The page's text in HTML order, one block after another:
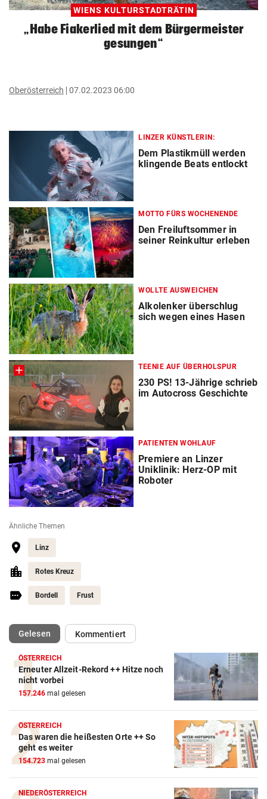
WIENS KULTURSTADTRÄTIN
„Habe Fiakerlied mit dem Bürgermeister
gesungen“
Oberösterreich 07.02.2023 06:00
LINZER KÜNSTLERIN:
Dem Plastikmüll werden
klingende Beats entlockt
MOTTO FÜRS WOCHENENDE
Den Freiluftsommer in
seiner Reinkultur erleben
WOLLTE AUSWEICHEN
Alkolenker überschlug
sich wegen eines Hasen
TEENIE AUF ÜBERHOLSPUR
230 PS! 13-Jährige schrieb
im Autocross Geschichte
PATIENTEN WOHLAUF
Premiere an Linzer
Uniklinik: Herz-OP mit
Roboter
Ähnliche Themen
Linz
Rotes Kreuz
Bordell Frust
Gelesen(ausgewählt)Kommentiert
ÖSTERREICH
Erneuter Allzeit-Rekord ++ Hitze noch
nicht vorbei
157.246 mal gelesen
ÖSTERREICH
Das waren die heißesten Orte ++ So
geht es weiter
154.723 mal gelesen
NIEDERÖSTERREICH